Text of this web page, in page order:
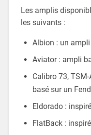
Les amplis
les suivants :
Albion : un ampli
Aviator : ampli
Calibro 73,
basé sur un
Eldorado :
FlatBack :